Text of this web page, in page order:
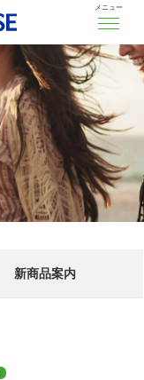
メニュー
新商品案内